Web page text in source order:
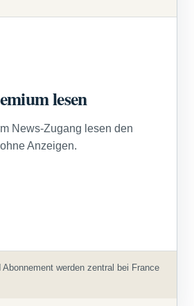
lesen
News-Zugang lesen den
Anzeigen.
werden zentral bei France